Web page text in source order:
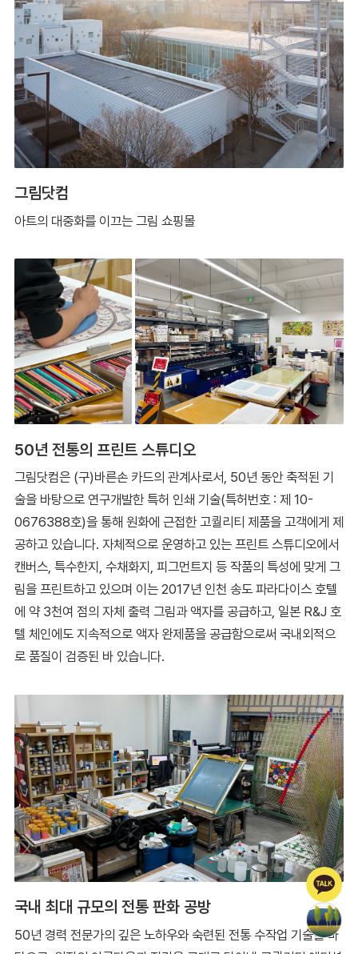
그림닷컴
아트의 대중화를 이끄는 그림 쇼핑몰
50년 전통의 프린트 스튜디오
그림닷컴은 (구)바른손 카드의 관계사로서, 50년 동안 축적된 기
술을 바탕으로 연구개발한 특허 인쇄 기술(특허번호 : 제 10-
0676388호)을 통해 원화에 근접한 고퀄리티 제품을 고객에게 제
공하고 있습니다. 자체적으로 운영하고 있는 프린트 스튜디오에서
캔버스, 특수한지, 수채화지, 피그먼트지 등 작품의 특성에 맞게 그
림을 프린트하고 있으며 이는 2017년 인천 송도 파라다이스 호텔
에 약 3천여 점의 자체 출력 그림과 액자를 공급하고, 일본 R&J 호
텔 체인에도 지속적으로 액자 완제품을 공급함으로써 국내외적으
로 품질이 검증된 바 있습니다.
국내 최대 규모의 전통 판화 공방
50년 경력 전문가의 깊은 노하우와 숙련된 전통 수작업 기술을 바